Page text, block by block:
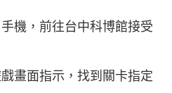
機，前往台中科博館接受
畫面指示，找到關卡指定